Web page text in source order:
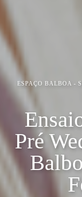
ESPAÇO BALBOA -
Pré